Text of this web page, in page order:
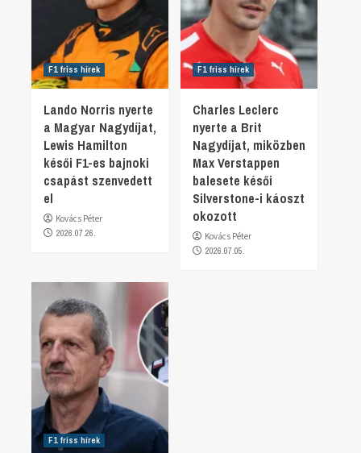
F1 friss hírek
Lando Norris nyerte
a Magyar Nagydíjat,
Lewis Hamilton
késői F1-es bajnoki
csapást szenvedett
el
Kovács Péter
2026.07.26.
F1 friss hírek
Charles Leclerc
nyerte a Brit
Nagydíjat, miközben
Max Verstappen
balesete késői
Silverstone-i káoszt
okozott
Kovács Péter
2026.07.05.
F1 friss hírek